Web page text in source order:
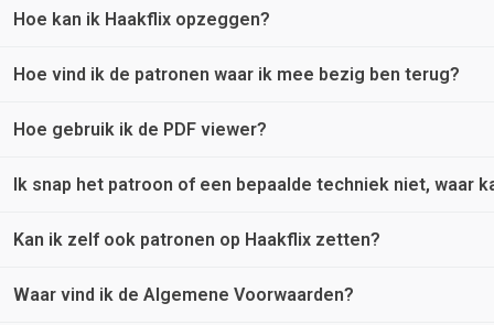
Jazeker, de patronen op Haakflix variëren van simpel tot
Hoe kan ik Haakflix opzeggen?
Haakflix is flexibel. Er zijn geen omslachtige contracten en
Hoe vind ik de patronen waar ik mee bezig ben terug?
Bij ieder patroon zie je een hartje rechts bovenin de
Hoe gebruik ik de PDF viewer?
Zoek het patroon op dat je wilt bekijken. Klik vervolgens op
Hieronder wat tips over de viewer:
Ik snap het patroon of een bepaalde techniek niet, waar
Neem contact met ons op via het contactformulier onderaan
Kan ik zelf ook patronen op Haakflix zetten?
Maak je zelf haakpatronen en wil je deze op Haakflix zetten?
Waar vind ik de Algemene Voorwaarden?